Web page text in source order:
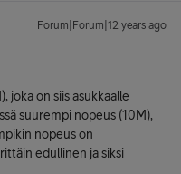
Forum|Forum|12 years ago
joka on siis asukkaalle
suurempi nopeus (10M),
nopeus on
edullinen ja siksi